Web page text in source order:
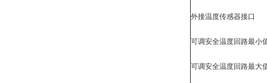
外接温度传感器接口
可调安全温度回路最小
可调安全温度回路最大